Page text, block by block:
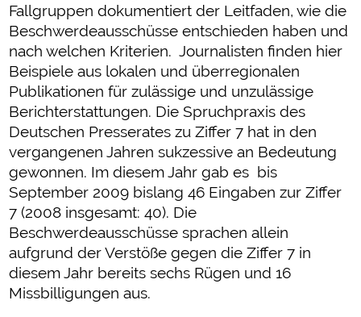
Fallgruppen dokumentiert der Leitfaden, wie die
Beschwerdeausschüsse entschieden haben und
nach welchen Kriterien. Journalisten finden hier
Beispiele aus lokalen und überregionalen
Publikationen für zulässige und unzulässige
Berichterstattungen. Die Spruchpraxis des
Deutschen Presserates zu Ziffer 7 hat in den
vergangenen Jahren sukzessive an Bedeutung
gewonnen. Im diesem Jahr gab es bis
September 2009 bislang 46 Eingaben zur Ziffer
7 (2008 insgesamt: 40). Die
Beschwerdeausschüsse sprachen allein
aufgrund der Verstöße gegen die Ziffer 7 in
diesem Jahr bereits sechs Rügen und 16
Missbilligungen aus.